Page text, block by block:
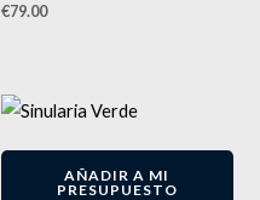
€79.00
AÑADIR A MI
PRESUPUESTO